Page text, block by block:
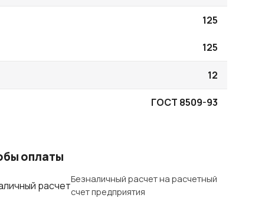
125
125
12
ГОСТ 8509-93
оплаты
Безналичный расчет на расчетный
счет предприятия